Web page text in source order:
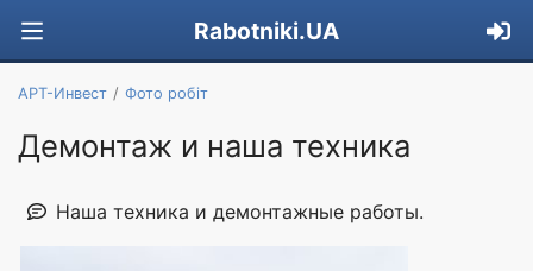
Rabotniki.UA
АРТ-Инвест Фото робіт
Демонтаж и наша техника
Наша техника и демонтажные работы.